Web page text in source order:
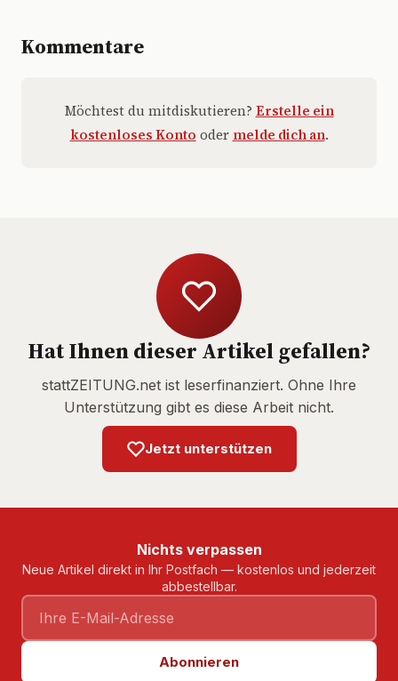
Kommentare
Möchtest du mitdiskutieren? Erstelle ein
kostenloses Konto oder melde dich an.
Hat Ihnen dieser Artikel gefallen?
stattZEITUNG.net ist leserfinanziert. Ohne Ihre
Unterstützung gibt es diese Arbeit nicht.
Jetzt unterstützen
Nichts verpassen
Neue Artikel direkt in Ihr Postfach — kostenlos und jederzeit
abbestellbar.
Abonnieren